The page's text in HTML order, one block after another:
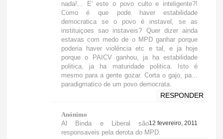
nada!... E' este o povo culto e inteligente?!
Como é que pode haver estabilidade
democratica se o povo é instavel, se as
instituiçoes sao instaveis? Quer dizer ainda
estavas com medo de o MPD ganhar porque
poderia haver violência etc e tal, e ja hoje
porque o PAICV ganhou, ja ha estabilidade
politica, ja ha maturidade politica. Isto é
mesmo para a gente gozar. Corta o gajo, pa...
paradigmatico de um povo democrata.
RESPONDER
Anónimo
12 fevereiro, 2011
Al Binda e Liberal são
responsaveis pela derota do MPD.